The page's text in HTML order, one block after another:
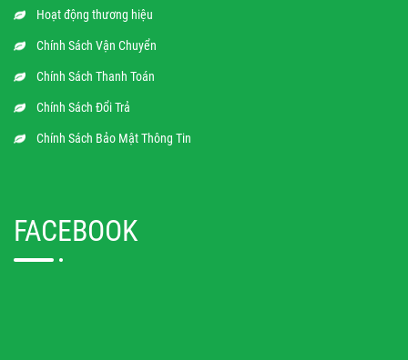
Hoạt động thương hiệu
Chính Sách Vận Chuyển
Chính Sách Thanh Toán
Chính Sách Đổi Trả
Chính Sách Bảo Mật Thông Tin
FACEBOOK